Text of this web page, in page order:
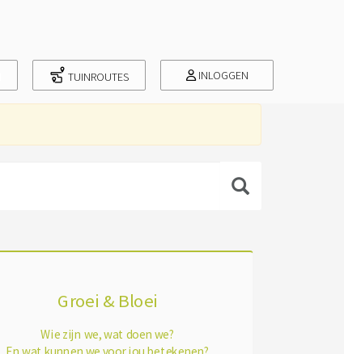
TUINROUTES INLOGGEN
Groei & Bloei
Wie zijn we, wat doen we?
En wat kunnen we voor jou betekenen?